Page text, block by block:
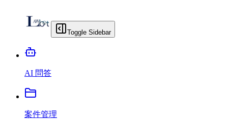
Toggle Sidebar
AI 問答
案件管理